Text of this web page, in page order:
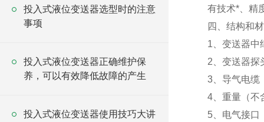
投入式液位变送器选型时的注意
事项
投入式液位变送器正确维护保
养，可以有效降低故障的产生
投入式液位变送器使用技巧大讲
有技术*、精
四、结构和
1、变送器中
2、变送器探
3、导气电缆
4、重量（不
5、电气接口